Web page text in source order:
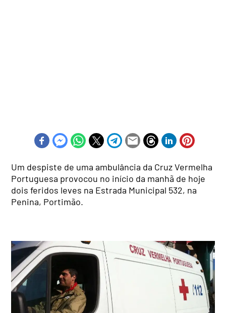
Um despiste de uma ambulância da Cruz Vermelha
Portuguesa provocou no início da manhã de hoje
dois feridos leves na Estrada Municipal 532, na
Penina, Portimão.